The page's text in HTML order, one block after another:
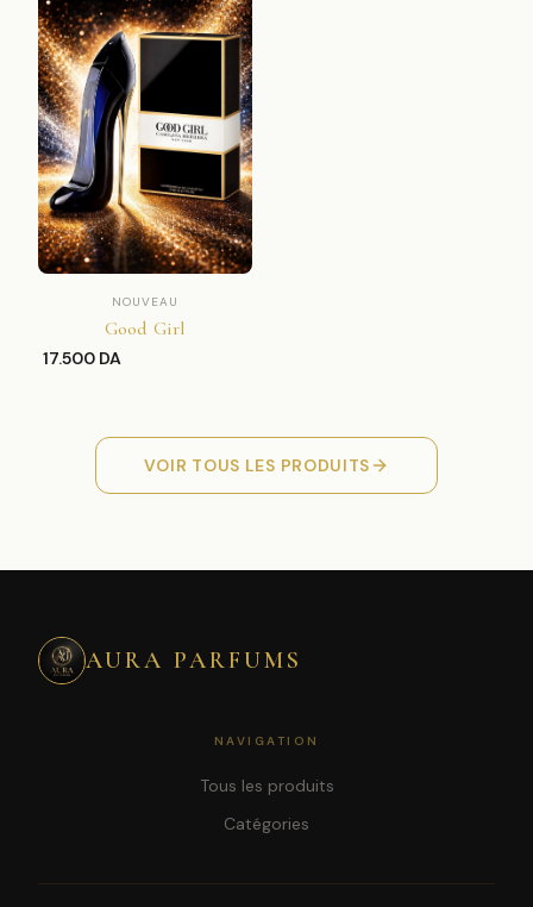
NOUVEAU
Good Girl
17.500 DA
VOIR TOUS LES PRODUITS
AURA PARFUMS
NAVIGATION
Tous les produits
Catégories